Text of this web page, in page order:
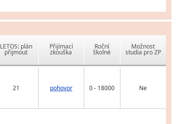
LETOS: plán
přijmout
Přijímací
zkouška
Roční
školné
Možnost
studia pro ZP
21 pohovor 0 - 18000 Ne